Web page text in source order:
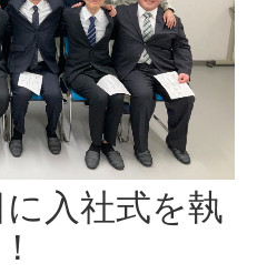
入社式を執